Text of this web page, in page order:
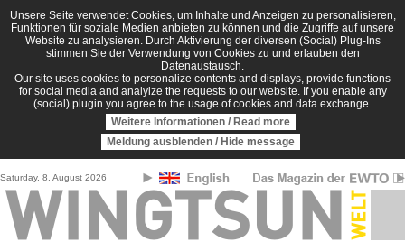
Direkt zum Inhalt
Unsere Seite verwendet Cookies, um Inhalte und Anzeigen zu personalisieren,
Funktionen für soziale Medien anbieten zu können und die Zugriffe auf unsere
Website zu analysieren. Durch Aktivierung der diversen (Social) Plug-Ins
stimmen Sie der Verwendung von Cookies zu und erlauben den
Datenaustausch.
Our site uses cookies to personalize contents and displays, provide functions
for social media and analyize the requests to our website. If you enable any
(social) plugin you agree to the usage of cookies and data exchange.
Weitere Informationen / Read more
Meldung ausblenden / Hide message
Saturday, 8. August 2026